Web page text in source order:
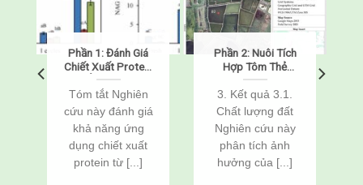
Phần 1: Đánh Giá
Chiết Xuất Protein
Từ Ấu Trùng Sâu
Bột Vàng
(Tenebrio molitor)
Như Một Chất Bảo
Vệ Chống Đông
Lạnh Cho Tôm Thẻ
Chân Trắng Đông
Tóm tắt Nghiên
cứu này đánh giá
khả năng ứng
dụng chiết xuất
protein từ [...]
Phần 2: Nuôi Tích
Hợp Tôm Thẻ
Chân Trắng
(Penaeus
vannamei) Và Cá
Rô Phi
(Oreochromis
niloticus) Thông
Qua Cải Tạo Đất
3. Kết quả 3.1.
Chất lượng đất
Nghiên cứu này
phân tích ảnh
hưởng của [...]